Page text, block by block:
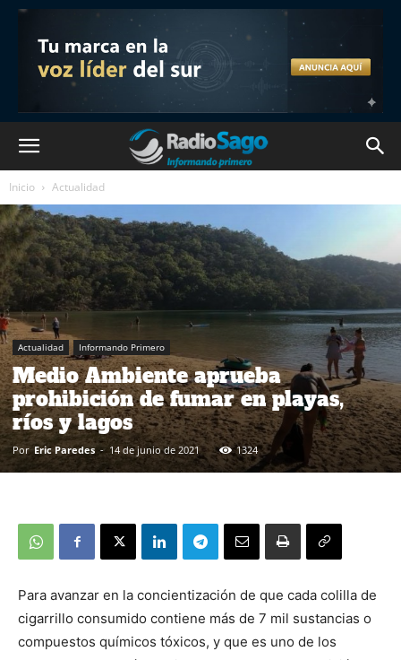
Inicio Actualidad
Actualidad Informando Primero
Medio Ambiente aprueba
prohibición de fumar en playas,
ríos y lagos
Por Eric Paredes - 14 de junio de 2021 1324
Para avanzar en la concientización de que cada colilla de
cigarrillo consumido contiene más de 7 mil sustancias o
compuestos químicos tóxicos, y que es uno de los